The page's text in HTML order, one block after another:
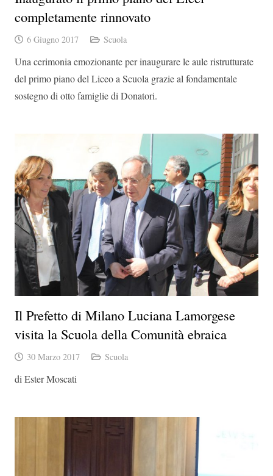
completamente rinnovato
6 Giugno 2017 Scuola
Una cerimonia emozionante per inaugurare le aule ristrutturate
del primo piano del Liceo a Scuola grazie al fondamentale
sostegno di otto famiglie di Donatori.
Il Prefetto di Milano Luciana Lamorgese
visita la Scuola della Comunità ebraica
30 Marzo 2017 Scuola
di Ester Moscati